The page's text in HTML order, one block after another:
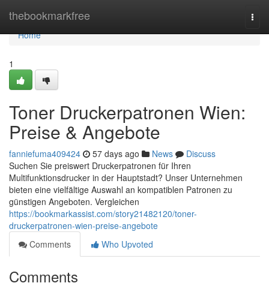
thebookmarkfree
Home
Home
1
Toner Druckerpatronen Wien:
Preise & Angebote
fanniefuma409424 57 days ago News
Discuss
Suchen Sie preiswert Druckerpatronen für Ihren
Multifunktionsdrucker in der Hauptstadt? Unser Unternehmen
bieten eine vielfältige Auswahl an kompatiblen Patronen zu
günstigen Angeboten. Vergleichen
https://bookmarkassist.com/story21482120/toner-
druckerpatronen-wien-preise-angebote
Comments
Who Upvoted
Comments